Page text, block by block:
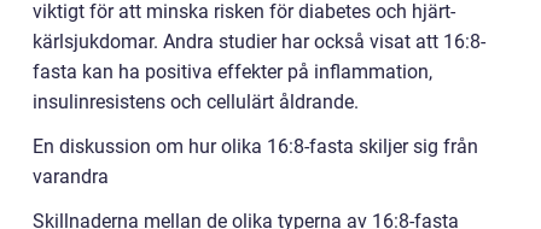
viktigt för att minska risken för diabetes och hjärt-
kärlsjukdomar. Andra studier har också visat att 16:8-
fasta kan ha positiva effekter på inflammation,
insulinresistens och cellulärt åldrande.
En diskussion om hur olika 16:8-fasta skiljer sig från
varandra
Skillnaderna mellan de olika typerna av 16:8-fasta